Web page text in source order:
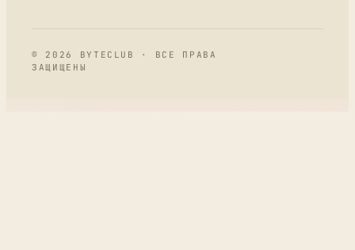
© 2026 BYTECLUB · ВСЕ ПРАВА
ЗАЩИЩЕНЫ